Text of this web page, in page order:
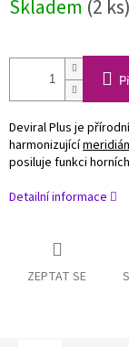
cena:
Skladem (2 ks)
Deviral Plus je
harmonizující
posiluje funkci
Detailní informace
ZEPTAT SE